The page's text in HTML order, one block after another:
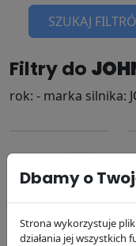
SZUKAJ
Filtry do
rok: - marka silnika:
Filtr oleju
Dbamy o
Strona wykorzystuje
działania jej wszystkich